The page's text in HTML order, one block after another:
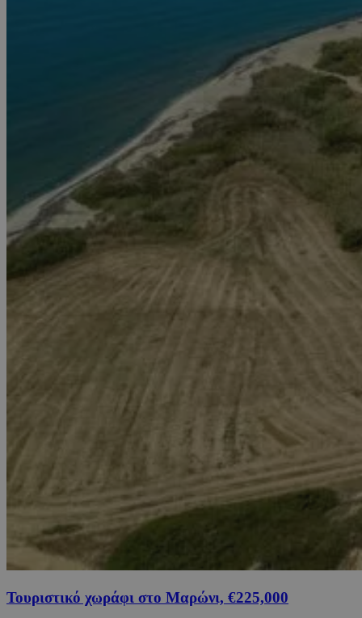
Τουριστικό χωράφι στο Μαρώνι, €225,000